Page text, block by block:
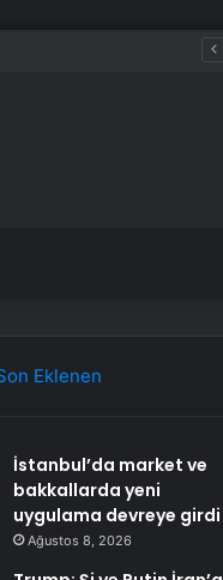
Eklenen
İstanbul’da market ve
bakkallarda yeni
uygulama devreye girdi
Ağustos 8, 2026